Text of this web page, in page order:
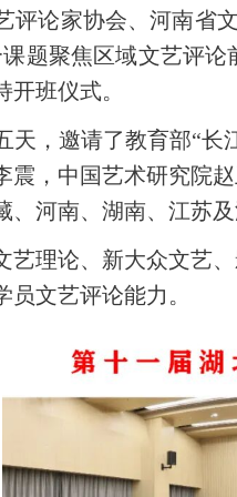
评论家协会、河南省
题聚焦区域文艺评
班仪式。
天，邀请了教育部“
震，中国艺术研究院
河南、湖南、江苏
艺理论、新大众文艺
文艺评论能力。